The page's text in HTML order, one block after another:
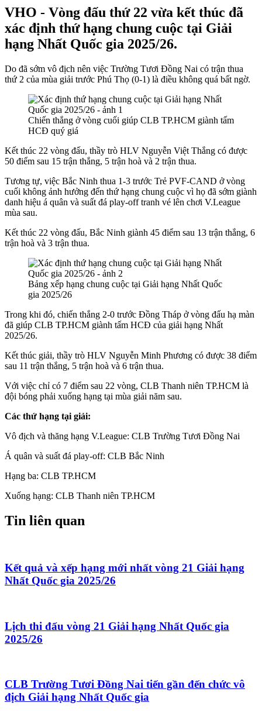
VHO - Vòng đấu thứ 22 vừa kết thúc đã
xác định thứ hạng chung cuộc tại Giải
hạng Nhất Quốc gia 2025/26.
Do đã sớm vô địch nên việc Trường Tươi Đồng Nai có trận thua
thứ 2 của mùa giải trước Phú Thọ (0-1) là điều không quá bất ngờ.
Chiến thắng ở vòng cuối giúp CLB TP.HCM giành tấm
HCĐ quý giá
Kết thúc 22 vòng đấu, thầy trò HLV Nguyễn Việt Thắng có được
50 điểm sau 15 trận thắng, 5 trận hoà và 2 trận thua.
Tương tự, việc Bắc Ninh thua 1-3 trước Trẻ PVF-CAND ở vòng
cuối không ảnh hưởng đến thứ hạng chung cuộc vì họ đã sớm giành
danh hiệu á quân và suất đá play-off tranh vé lên chơi V.League
mùa sau.
Kết thúc 22 vòng đấu, Bắc Ninh giành 45 điểm sau 13 trận thắng, 6
trận hoà và 3 trận thua.
Bảng xếp hạng chung cuộc tại Giải hạng Nhất Quốc
gia 2025/26
Trong khi đó, chiến thắng 2-0 trước Đồng Tháp ở vòng đấu hạ màn
đã giúp CLB TP.HCM giành tấm HCĐ của giải hạng Nhất
2025/26.
Kết thúc giải, thầy trò HLV Nguyễn Minh Phương có được 38 điểm
sau 11 trận thắng, 5 trận hoà và 6 trận thua.
Với việc chỉ có 7 điểm sau 22 vòng, CLB Thanh niên TP.HCM là
đội bóng phải xuống hạng tại mùa giải năm sau.
Các thứ hạng tại giải:
Vô địch và thăng hạng V.League: CLB Trường Tươi Đồng Nai
Á quân và suất đá play-off: CLB Bắc Ninh
Hạng ba: CLB TP.HCM
Xuống hạng: CLB Thanh niên TP.HCM
Tin liên quan
Kết quả và xếp hạng mới nhất vòng 21 Giải hạng
Nhất Quốc gia 2025/26
Lịch thi đấu vòng 21 Giải hạng Nhất Quốc gia
2025/26
CLB Trường Tươi Đồng Nai tiến gần đến chức vô
địch Giải hạng Nhất Quốc gia